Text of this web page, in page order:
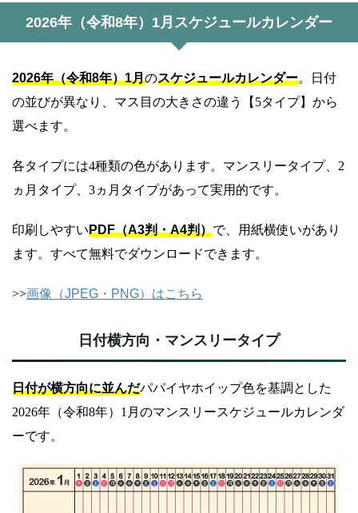
2026年（令和8年）1月スケジュールカレンダー
2026年（令和8年）1月のスケジュールカレンダー。日付
の並びが異なり、マス目の大きさの違う【5タイプ】から
選べます。
各タイプには4種類の色があります。マンスリータイプ、2
ヵ月タイプ、3ヵ月タイプがあって実用的です。
印刷しやすいPDF（A3判・A4判）で、用紙横使いがあり
ます。すべて無料でダウンロードできます。
>>画像（JPEG・PNG）はこちら
日付横方向・マンスリータイプ
日付が横方向に並んだパパイヤホイップ色を基調とした
2026年（令和8年）1月のマンスリースケジュールカレンダ
ーです。